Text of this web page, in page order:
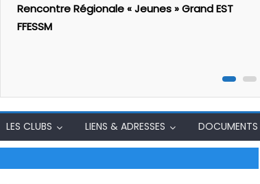
Rencontre Régionale « Jeunes » Grand EST
FFESSM
LES CLUBS LIENS & ADRESSES DOCUMENTS